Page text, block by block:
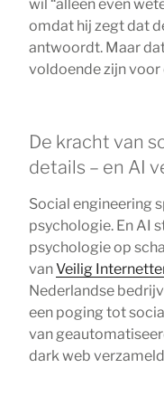
wil “alleen even
omdat hij zegt dat
antwoordt. Maar
voldoende zijn voor
De kracht van
details – en AI
Social engineering
psychologie. En AI
psychologie op
vanVeilig
Nederlandse
een poging tot
van
dark web